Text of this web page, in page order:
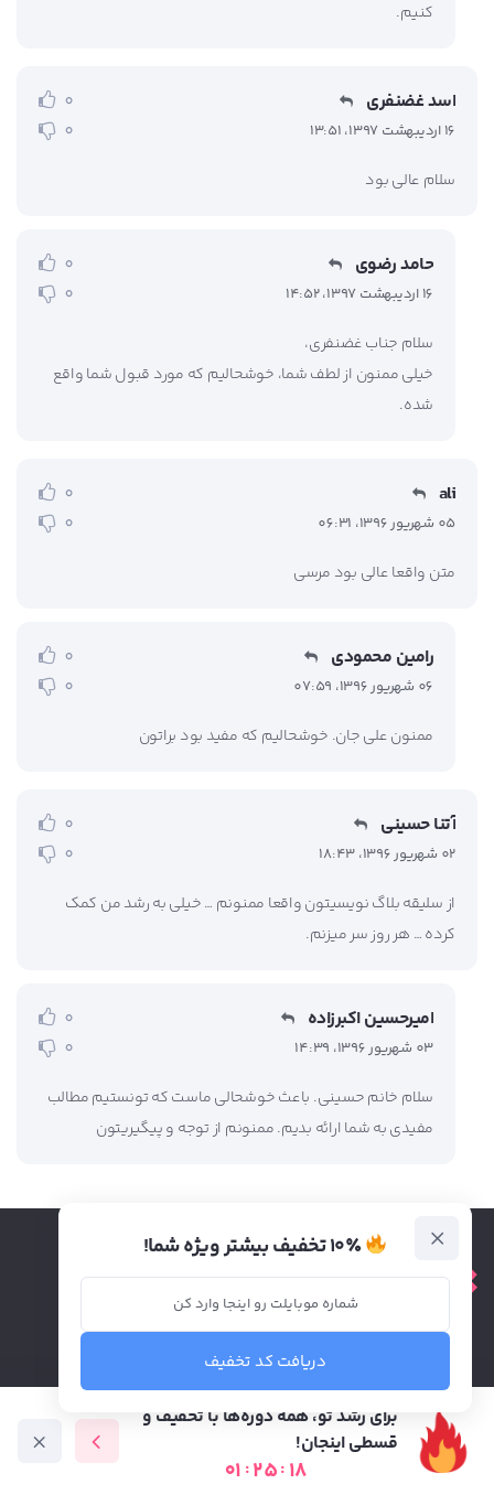
کنیم.
اسد غضنفری
16 اردیبهشت 1397، 13:51
0
0
سلام عالی بود
حامد رضوی
16 اردیبهشت 1397، 14:52
0
0
سلام جناب غضنفری،
خیلی ممنون از لطف شما، خوشحالیم که مورد قبول شما واقع
شده.
ali
05 شهریور 1396، 06:31
0
0
متن واقعا عالی بود مرسی
رامین محمودی
06 شهریور 1396، 07:59
0
0
ممنون علی جان. خوشحالیم که مفید بود براتون
آتنا حسینی
02 شهریور 1396، 18:43
0
0
از سلیقه بلاگ نویسیتون واقعا ممنونم … خیلی به رشد من کمک
کرده … هر روز سر میزنم.
امیرحسین اکبرزاده
03 شهریور 1396، 14:39
0
0
سلام خانم حسینی. باعث خوشحالی ماست که تونستیم مطالب
مفیدی به شما ارائه بدیم. ممنونم از توجه و پیگیریتون
۱۰٪ تخفیف بیشتر ویژه شما!
دریافت کد تخفیف
021-63404
دوره های آموزشی
برای رشد تو، همه دوره‌ها با تخفیف و
قسطی اینجان!
01 :25: 16 دوره آموزشی متخصص ها